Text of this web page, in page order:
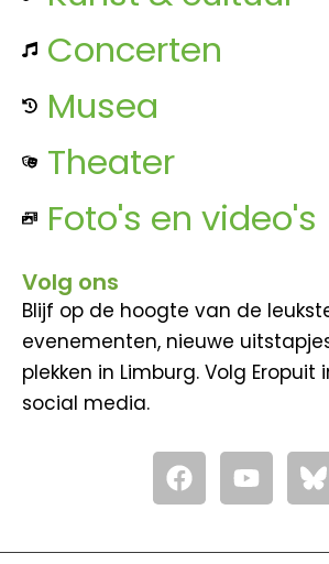
Concerten
Musea
Theater
Foto's en video's
Volg ons
Blijf op de hoogte van de
evenementen, nieuwe
plekken in Limburg. Volg Eropuit
social media.
F
a
c
Y
o
u